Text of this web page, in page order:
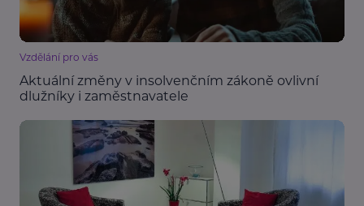
Vzdělání pro vás
Aktuální změny v insolvenčním zákoně ovlivní
dlužníky i zaměstnavatele